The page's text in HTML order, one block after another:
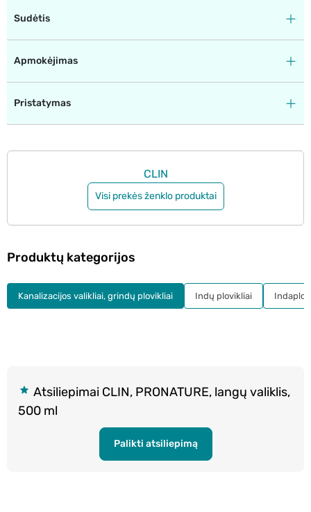
Sudėtis
Apmokėjimas
Pristatymas
CLIN
Visi prekės ženklo produktai
Atsiliepimai CLIN, PRONATURE, langų valiklis,
500 ml
Palikti atsiliepimą
Produktų kategorijos
Kanalizacijos valikliai, grindų plovikliai Indų plovikliai